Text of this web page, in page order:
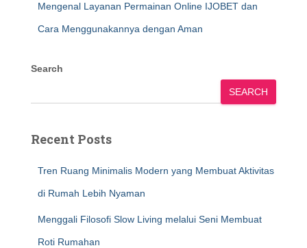
Mengenal Layanan Permainan Online IJOBET dan
Cara Menggunakannya dengan Aman
Search
SEARCH
Recent Posts
Tren Ruang Minimalis Modern yang Membuat Aktivitas
di Rumah Lebih Nyaman
Menggali Filosofi Slow Living melalui Seni Membuat
Roti Rumahan